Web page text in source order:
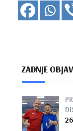
ZADNJE